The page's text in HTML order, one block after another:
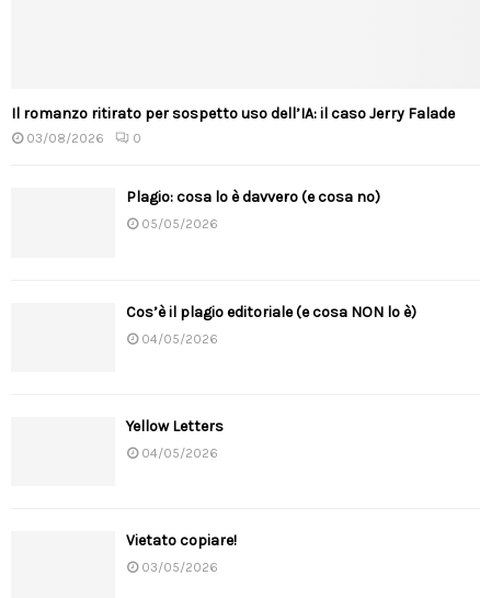
Il romanzo ritirato per sospetto uso dell’IA: il caso Jerry Falade
03/08/2026 0
Plagio: cosa lo è davvero (e cosa no)
05/05/2026
Cos’è il plagio editoriale (e cosa NON lo è)
04/05/2026
Yellow Letters
04/05/2026
Vietato copiare!
03/05/2026